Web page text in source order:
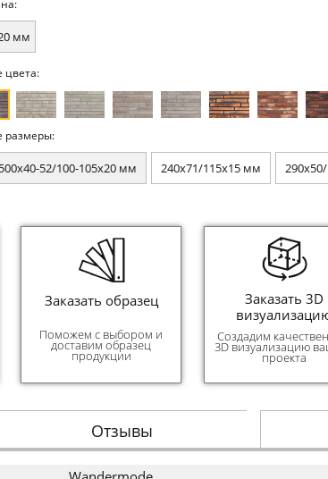
мм
цвета:
размеры:
52/100-105x20 мм 240x71/115x15 мм
Заказать образец
Поможем с выбором и
доставим образец
продукции
Заказать 3D
Создадим
3D визуализацию
проекта
Отзывы